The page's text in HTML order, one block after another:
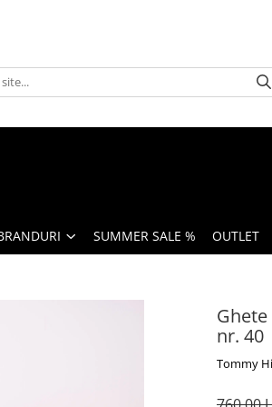
SUMMER SALE % OUTLET
nr. 40
Tommy